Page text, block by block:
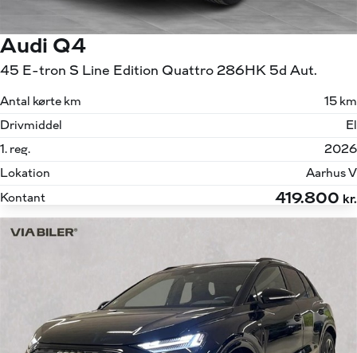
Audi Q4
45 E-tron S Line Edition Quattro 286HK 5d Aut.
Antal kørte km
15 km
Drivmiddel
El
1. reg.
2026
Lokation
Aarhus V
Kontant
419.800 kr.